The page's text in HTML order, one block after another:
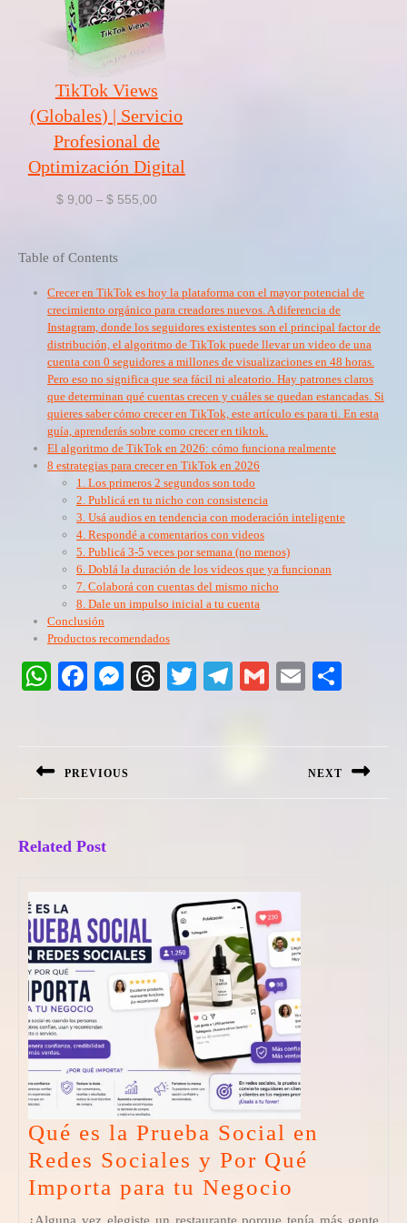
TikTok Views
(Globales) | Servicio
Profesional de
Optimización Digital
$9,00 – $555,00Rango
$ 555,00
Table of Contents
Crecer en TikTok es hoy la plataforma con el mayor potencial de
crecimiento orgánico para creadores nuevos. A diferencia de
Instagram, donde los seguidores existentes son el principal factor de
distribución, el algoritmo de TikTok puede llevar un video de una
cuenta con 0 seguidores a millones de visualizaciones en 48 horas.
Pero eso no significa que sea fácil ni aleatorio. Hay patrones claros
que determinan qué cuentas crecen y cuáles se quedan estancadas. Si
quieres saber cómo crecer en TikTok, este artículo es para ti. En esta
guía, aprenderás sobre como crecer en tiktok.
El algoritmo de TikTok en 2026: cómo funciona realmente
8 estrategias para crecer en TikTok en 2026
1. Los primeros 2 segundos son todo
2. Publicá en tu nicho con consistencia
3. Usá audios en tendencia con moderación inteligente
4. Respondé a comentarios con videos
5. Publicá 3-5 veces por semana (no menos)
6. Doblá la duración de los videos que ya funcionan
7. Colaborá con cuentas del mismo nicho
8. Dale un impulso inicial a tu cuenta
Conclusión
Productos recomendados
W
A
Fa
ok
M
ng
T
T
Te G
E
pa
entradasPREVIOUS NEXT
Related Post
Qué es la Prueba Social en
Redes Sociales y Por Qué
Importa para tu Negocio
es